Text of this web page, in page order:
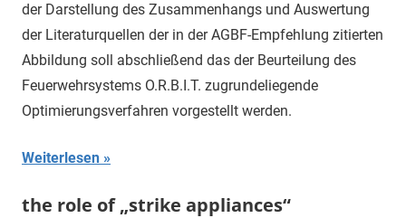
der Darstellung des Zusammenhangs und Auswertung
der Literaturquellen der in der AGBF-Empfehlung zitierten
Abbildung soll abschließend das der Beurteilung des
Feuerwehrsystems O.R.B.I.T. zugrundeliegende
Optimierungsverfahren vorgestellt werden.
Weiterlesen
the role of „strike appliances“